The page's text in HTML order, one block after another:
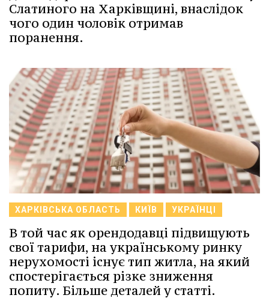
Слатиного на Харківщині, внаслідок
чого один чоловік отримав
поранення.
ХАРКІВСЬКА ОБЛАСТЬ КИЇВ УКРАЇНЦІ
В той час як орендодавці підвищують
свої тарифи, на українському ринку
нерухомості існує тип житла, на який
спостерігається різке зниження
попиту. Більше деталей у статті.